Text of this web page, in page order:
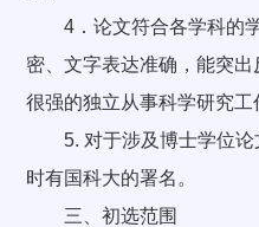
4．论文符合各学科的学
密、文字表达准确，能突
很强的独立从事科学研究工
5. 对于涉及博士学位论
时有国科大的署名。
三、初选范围